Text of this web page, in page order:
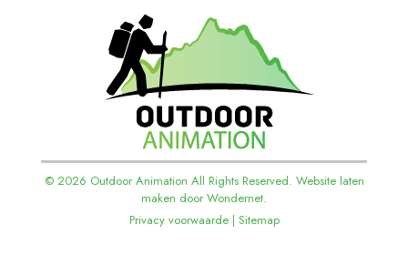
© 2026 Outdoor Animation All Rights Reserved. Website laten
maken door Wondernet.
Privacy voorwaarde| Sitemap